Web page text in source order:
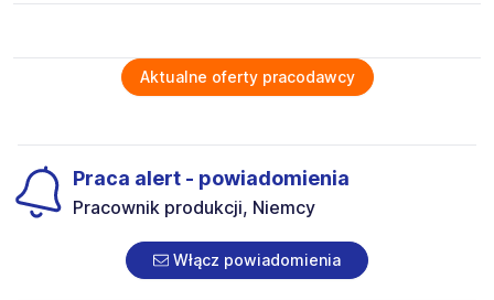
idealna! Nasz klient to renomowany producent
transformatorów średniego, niskiego i wysokiego
przyszłościowej branży!
Pracownik produkcji w dziale nawijania (m/k/n) okolice
Drezna
Aktualne oferty pracodawcy
Praca alert - powiadomienia
Pracownik produkcji, Niemcy
Włącz powiadomienia